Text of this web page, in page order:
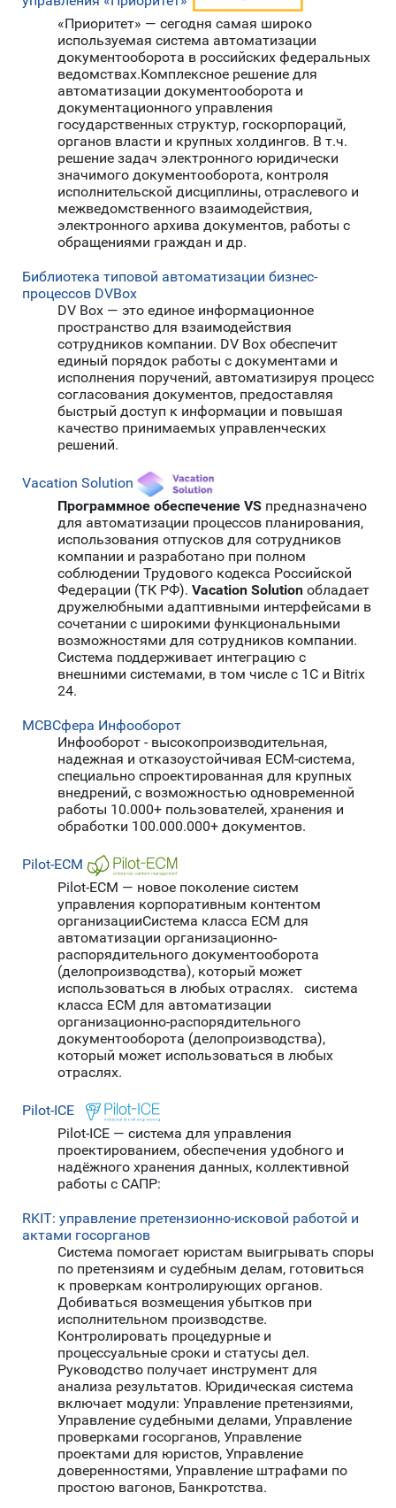
«Приоритет» — сегодня самая широко
используемая система автоматизации
документооборота в российских федеральных
ведомствах.Комплексное решение для
автоматизации документооборота и
документационного управления
государственных структур, госкорпораций,
органов власти и крупных холдингов. В т.ч.
решение задач электронного юридически
значимого документооборота, контроля
исполнительской дисциплины, отраслевого и
межведомственного взаимодействия,
электронного архива документов, работы с
обращениями граждан и др.
Библиотека типовой автоматизации бизнес-
процессов DVBox
DV Box — это единое информационное
пространство для взаимодействия
сотрудников компании. DV Box обеспечит
единый порядок работы с документами и
исполнения поручений, автоматизируя процесс
согласования документов, предоставляя
быстрый доступ к информации и повышая
качество принимаемых управленческих
решений.
Vacation Solution
Программное обеспечение VS предназначено
для автоматизации процессов планирования,
использования отпусков для сотрудников
компании и разработано при полном
соблюдении Трудового кодекса Российской
Федерации (ТК РФ). Vacation Solution обладает
дружелюбными адаптивными интерфейсами в
сочетании с широкими функциональными
возможностями для сотрудников компании.
Система поддерживает интеграцию с
внешними системами, в том числе с 1С и Bitrix
24.
МСВСфера Инфооборот
Инфооборот - высокопроизводительная,
надежная и отказоустойчивая ECM-система,
специально спроектированная для крупных
внедрений, с возможностью одновременной
работы 10.000+ пользователей, хранения и
обработки 100.000.000+ документов.
Pilot-ECM
Pilot-ECM — новое поколение систем
управления корпоративным контентом
организацииCистема класса ECM для
автоматизации организационно-
распорядительного документооборота
(делопроизводства), который может
использоваться в любых отраслях. cистема
класса ECM для автоматизации
организационно-распорядительного
документооборота (делопроизводства),
который может использоваться в любых
отраслях.
Pilot-ICE
Pilot-ICE — система для управления
проектированием, обеспечения удобного и
надёжного хранения данных, коллективной
работы с САПР:
RKIT: управление претензионно-исковой работой и
актами госорганов
Система помогает юристам выигрывать споры
по претензиям и судебным делам, готовиться
к проверкам контролирующих органов.
Добиваться возмещения убытков при
исполнительном производстве.
Контролировать процедурные и
процессуальные сроки и статусы дел.
Руководство получает инструмент для
анализа результатов. Юридическая система
включает модули: Управление претензиями,
Управление судебными делами, Управление
проверками госорганов, Управление
проектами для юристов, Управление
доверенностями, Управление штрафами по
простою вагонов, Банкротства.